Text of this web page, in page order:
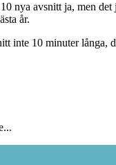
nya avsnitt ja, men det
år.
inte 10 minuter långa,